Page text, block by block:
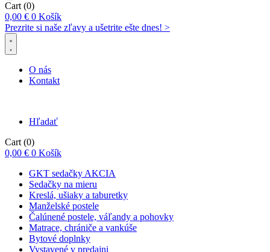
Cart (0)
0,00 € 0 Košík
Prezrite si naše zľavy a ušetrite ešte dnes! >​
O nás
Kontakt
Hľadať
Cart (0)
0,00 € 0 Košík
GKT sedačky AKCIA
Sedačky na mieru
Kreslá, ušiaky a taburetky
Manželské postele
Čalúnené postele, váľandy a pohovky
Matrace, chrániče a vankúše
Bytové doplnky
Vystavené v predajni